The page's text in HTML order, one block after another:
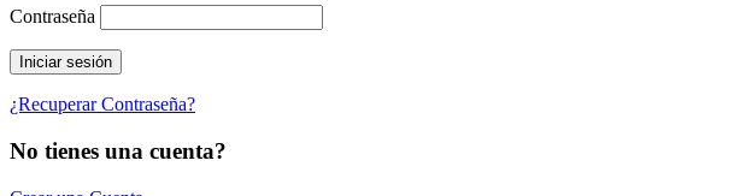
Contraseña
¿Recuperar Contraseña?
No tienes una cuenta?